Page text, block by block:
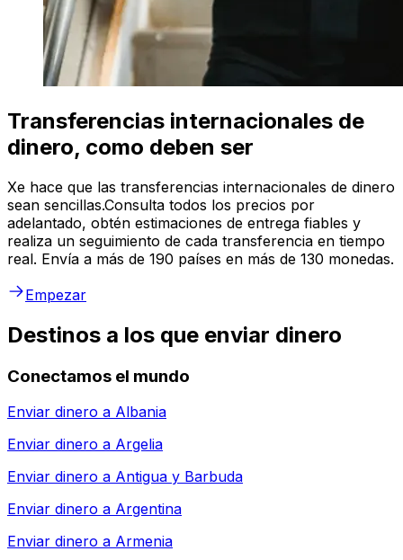
Transferencias internacionales de
dinero, como deben ser
Xe hace que las transferencias internacionales de dinero
sean sencillas.Consulta todos los precios por
adelantado, obtén estimaciones de entrega fiables y
realiza un seguimiento de cada transferencia en tiempo
real. Envía a más de 190 países en más de 130 monedas.
Empezar
Destinos a los que enviar dinero
Conectamos el mundo
Enviar dinero a Albania
Enviar dinero a Argelia
Enviar dinero a Antigua y Barbuda
Enviar dinero a Argentina
Enviar dinero a Armenia